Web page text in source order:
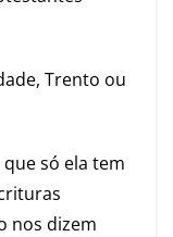
Trento ou
só ela tem
nos dizem